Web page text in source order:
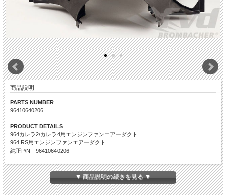
商品説明
PARTS NUMBER
96410640206
PRODUCT DETAILS
964カレラ2/カレラ4用エンジンファンエアーダクト
964 RS用エンジンファンエアーダクト
純正P/N 96410640206
FITMENT
911 964 Carrera2 (1990-1994)
911 964 Carrera4 (1989-1994)
911 964 RS (1992)
▼ 商品説明の続きを見る ▼